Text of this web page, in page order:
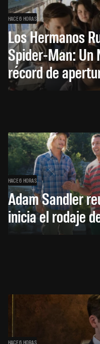
HACE 6 HORAS
Los Hermanos
Spider-Man: Un
récord de
HACE 6 HORAS
Adam Sandler
inicia el rodaje
HACE 6 HORAS